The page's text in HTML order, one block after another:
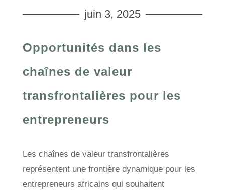
juin 3, 2025
Opportunités dans les
chaînes de valeur
transfrontalières pour les
entrepreneurs
Les chaînes de valeur transfrontalières
représentent une frontière dynamique pour les
entrepreneurs africains qui souhaitent